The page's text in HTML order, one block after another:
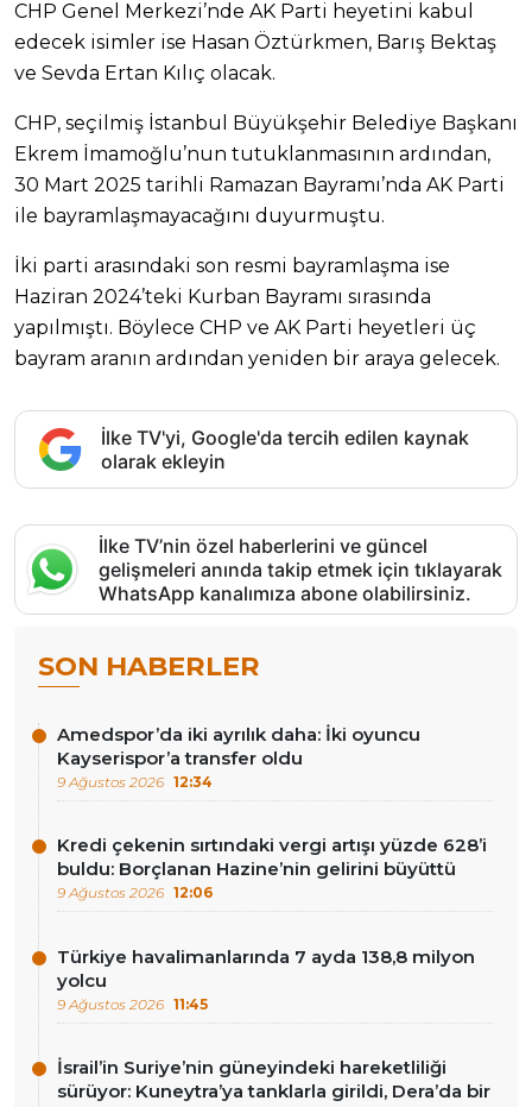
CHP Genel Merkezi’nde AK Parti heyetini kabul
edecek isimler ise Hasan Öztürkmen, Barış Bektaş
ve Sevda Ertan Kılıç olacak.
CHP, seçilmiş İstanbul Büyükşehir Belediye Başkanı
Ekrem İmamoğlu’nun tutuklanmasının ardından,
30 Mart 2025 tarihli Ramazan Bayramı’nda AK Parti
ile bayramlaşmayacağını duyurmuştu.
İki parti arasındaki son resmi bayramlaşma ise
Haziran 2024’teki Kurban Bayramı sırasında
yapılmıştı. Böylece CHP ve AK Parti heyetleri üç
bayram aranın ardından yeniden bir araya gelecek.
İlke TV'yi, Google'da tercih edilen kaynak
olarak ekleyin
İlke TV’nin özel haberlerini ve güncel
gelişmeleri anında takip etmek için tıklayarak
WhatsApp kanalımıza abone olabilirsiniz.
SON HABERLER
Amedspor’da iki ayrılık daha: İki oyuncu
Kayserispor’a transfer oldu
9 Ağustos 2026 12:34
Kredi çekenin sırtındaki vergi artışı yüzde 628’i
buldu: Borçlanan Hazine’nin gelirini büyüttü
9 Ağustos 2026 12:06
Türkiye havalimanlarında 7 ayda 138,8 milyon
yolcu
9 Ağustos 2026 11:45
İsrail’in Suriye’nin güneyindeki hareketliliği
sürüyor: Kuneytra’ya tanklarla girildi, Dera’da bir